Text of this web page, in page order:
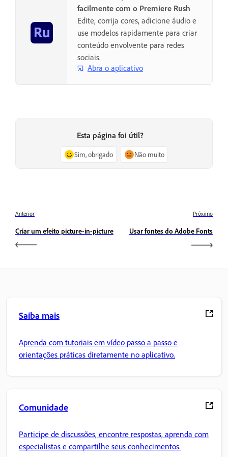
facilmente com o Premiere Rush
Edite, corrija cores, adicione áudio e
use modelos rapidamente para criar
conteúdo envolvente para redes
sociais.
Abra o aplicativo
Esta página foi útil?
Sim, obrigado Não muito
Anterior
Criar um efeito picture-in-picture
Próximo
Usar fontes do Adobe Fonts
Saiba mais
Aprenda com tutoriais em vídeo passo a passo e
orientações práticas diretamente no aplicativo.
Comunidade
Participe de discussões, encontre respostas, aprenda com
especialistas e compartilhe seus conhecimentos.